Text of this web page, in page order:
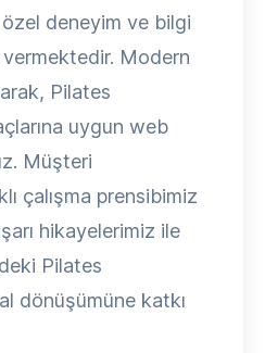
deneyim ve bilgi
Modern
Pilates
uygun web
Müşteri
çalışma prensibimiz
hikayelerimiz ile
Pilates
dönüşümüne katkı